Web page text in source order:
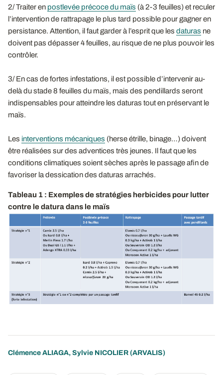
2/ Traiter en postlevée précoce du maïs (à 2-3 feuilles) et reculer
l’intervention de rattrapage le plus tard possible pour gagner en
persistance. Attention, il faut garder à l’esprit que les daturas ne
doivent pas dépasser 4 feuilles, au risque de ne plus pouvoir les
contrôler.
3/ En cas de fortes infestations, il est possible d’intervenir au-
delà du stade 8 feuilles du maïs, mais des pendillards seront
indispensables pour atteindre les daturas tout en préservant le
maïs.
Les interventions mécaniques (herse étrille, binage…) doivent
être réalisées sur des adventices très jeunes. Il faut que les
conditions climatiques soient sèches après le passage afin de
favoriser la dessication des daturas arrachés.
Tableau 1 : Exemples de stratégies herbicides pour lutter
contre le datura dans le maïs
Clémence ALIAGA, Sylvie NICOLIER (ARVALIS)